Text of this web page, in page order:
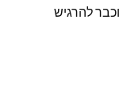
להרגיש